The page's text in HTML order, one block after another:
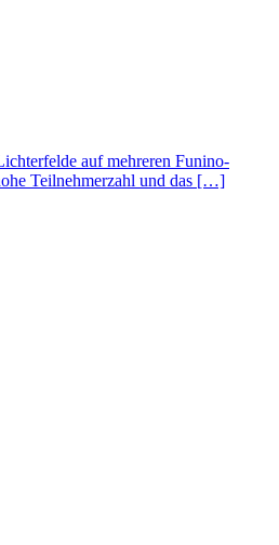
auf mehreren Funino-
Teilnehmerzahl und das […]